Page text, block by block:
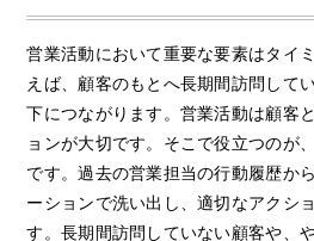
営業活動において重要な要素はタイ
えば、顧客のもとへ長期間訪問して
下につながります。営業活動は顧客
ョンが大切です。そこで役立つのが
です。過去の営業担当の行動履歴か
ーションで洗い出し、適切なアクシ
す。長期間訪問していない顧客や、